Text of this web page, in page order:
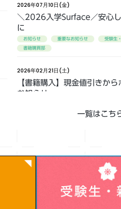
2026年07月10日(金)
＼2026入学Surface／安心
に
お知らせ 重要なお知らせ 受験生
書籍購買部
2026年02月21日(土)
【書籍購入】現金値引きか
お知らせ
一覧はこち